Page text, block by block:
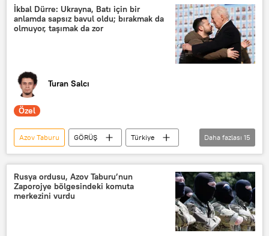
Rusya
Ukrayna
İkbal Dürre: Ukrayna, Batı için bir
anlamda sapsız bavul oldu; bırakmak da
olmuyor, taşımak da zor
Turan Salcı
Özel
Azov Taburu GÖRÜŞ
Türkiye
Rusya
ABD
NATO
Ukrayna krizi
NATO zirvesi
Recep Tayyip Erdoğan
Daha fazlası 15
Rusya ordusu, Azov Taburu’nun
Zaporojye bölgesindeki komuta
merkezini vurdu